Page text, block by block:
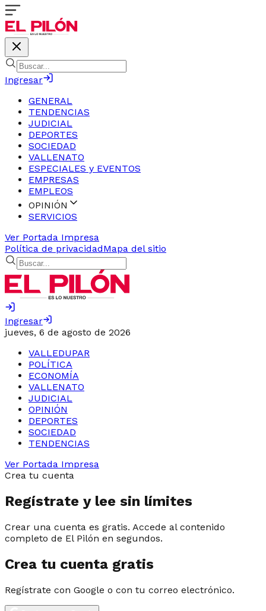
Ingresar
GENERAL
TENDENCIAS
JUDICIAL
DEPORTES
SOCIEDAD
VALLENATO
ESPECIALES y EVENTOS
EMPRESAS
EMPLEOS
OPINIÓN
SERVICIOS
Ver Portada Impresa
Política de privacidadMapa del sitio
Ingresar
jueves, 6 de agosto de 2026
VALLEDUPAR
POLÍTICA
ECONOMÍA
VALLENATO
JUDICIAL
OPINIÓN
DEPORTES
SOCIEDAD
TENDENCIAS
Ver Portada Impresa
Crea tu cuenta
Regístrate y lee sin límites
Crear una cuenta es gratis. Accede al contenido
completo de El Pilón en segundos.
Crea tu cuenta gratis
Regístrate con Google o con tu correo electrónico.